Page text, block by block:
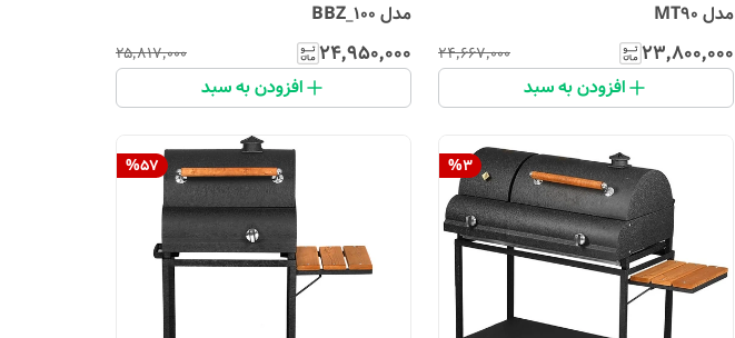
مدل MT90
۲۳٬۸۰۰٬۰۰۰ ۲۴٬۶۶۷٬۰۰۰
افزودن به سبد
مدل BBZ_100
۲۴٬۹۵۰٬۰۰۰ ۲۵٬۸۱۷٬۰۰۰
افزودن به سبد
%3
%57